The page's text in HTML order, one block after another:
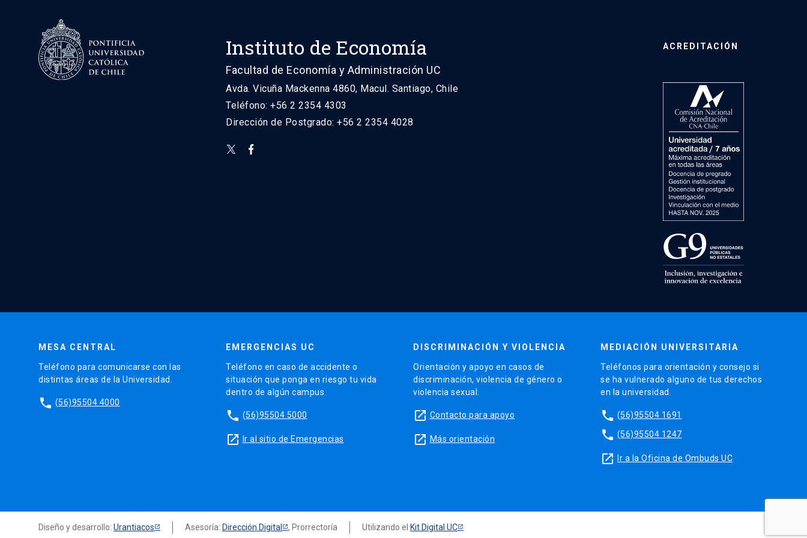
Instituto de Economía
Facultad de Economía y Administración UC
Avda. Vicuña Mackenna 4860, Macul. Santiago, Chile
Teléfono: +56 2 2354 4303
Dirección de Postgrado: +56 2 2354 4028
ACREDITACIÓN
MESA CENTRAL
Teléfono para comunicarse con las
distintas áreas de la Universidad.
phone (56)95504 4000
EMERGENCIAS UC
Teléfono en caso de accidente o
situación que ponga en riesgo tu vida
dentro de algún campus.
phone (56)95504 5000
launch Ir al sitio de Emergencias
DISCRIMINACIÓN Y VIOLENCIA
Orientación y apoyo en casos de
discriminación, violencia de género o
violencia sexual.
launch Contacto para apoyo
launch Más orientación
MEDIACIÓN UNIVERSITARIA
Teléfonos para orientación y consejo si
se ha vulnerado alguno de tus derechos
en la universidad.
phone (56)95504 1691
phone (56)95504 1247
launch Ir a la Oficina de Ombuds UC
Diseño y desarrollo: Urantiacos Asesoría: Dirección Digital , Prorrectoría Utilizando el Kit Digital UC